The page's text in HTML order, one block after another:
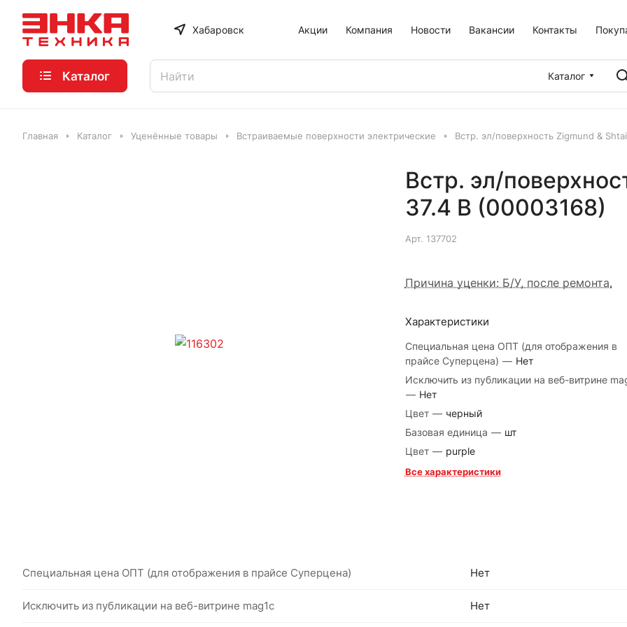
Хабаровск Акции Компания Новости Вакансии Контакты
Каталог
Каталог
Главная Каталог Уценённые товары Встраиваемые поверхности электрические Встр. эл/поверхность Zigmund &
Встр. эл/
37.4 B (00003168)
Арт. 137702
Причина уценки: Б/У, после ремонта.
Характеристики
Специальная цена ОПТ (для отображения в
прайсе Суперцена) — Нет
Исключить из публикации на веб-витрине
— Нет
Цвет — черный
Базовая единица — шт
Цвет — purple
Все характеристики
Специальная цена ОПТ (для отображения в прайсе Суперцена) Нет
Исключить из публикации на веб-витрине mag1c Нет